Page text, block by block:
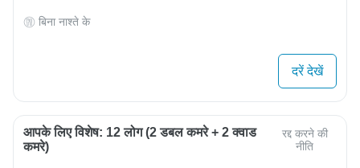
बिना नाश्ते के
दरें देखें
आपके लिए विशेष: 12 लोग (2 डबल कमरे + 2 क्वाड
कमरे)
रद्द करने की
नीति